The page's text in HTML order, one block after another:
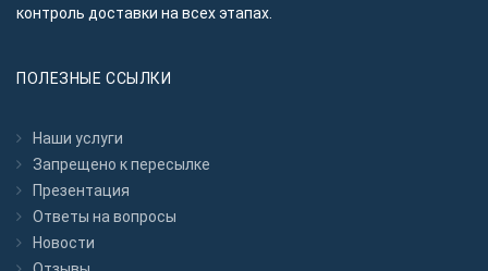
контроль доставки на всех этапах.
ПОЛЕЗНЫЕ ССЫЛКИ
Наши услуги
Запрещено к пересылкe
Презентация
Ответы на вопросы
Новости